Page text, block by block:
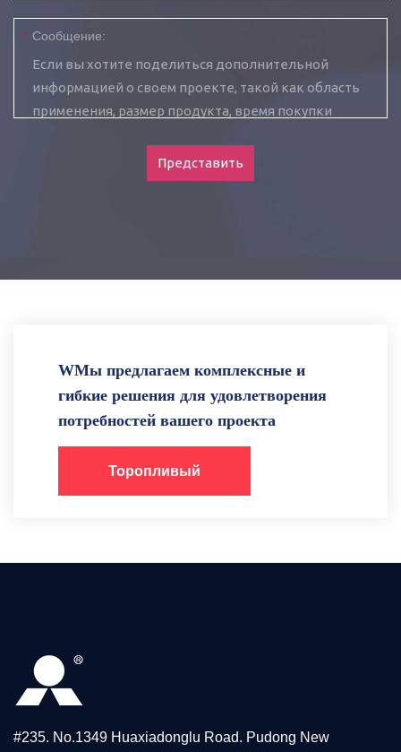
* Сообщение:
Представить
WМы предлагаем комплексные и
гибкие решения для удовлетворения
потребностей вашего проекта
Торопливый
#235. No.1349 Huaxiadonglu Road. Pudong New